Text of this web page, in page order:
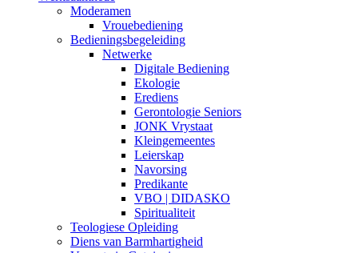
Moderamen
Vrouebediening
Bedieningsbegeleiding
Netwerke
Digitale Bediening
Ekologie
Erediens
Gerontologie Seniors
JONK Vrystaat
Kleingemeentes
Leierskap
Navorsing
Predikante
VBO | DIDASKO
Spiritualiteit
Teologiese Opleiding
Diens van Barmhartigheid